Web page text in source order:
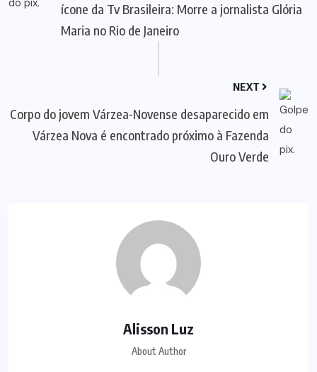
ícone da Tv Brasileira: Morre a jornalista Glória
Maria no Rio de Janeiro
NEXT
Corpo do jovem Várzea-Novense desaparecido em
Várzea Nova é encontrado próximo à Fazenda
Ouro Verde
Alisson Luz
About Author